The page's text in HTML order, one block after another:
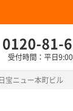
0120-81-
受付時間：平日
日宝ニュー本町ビル